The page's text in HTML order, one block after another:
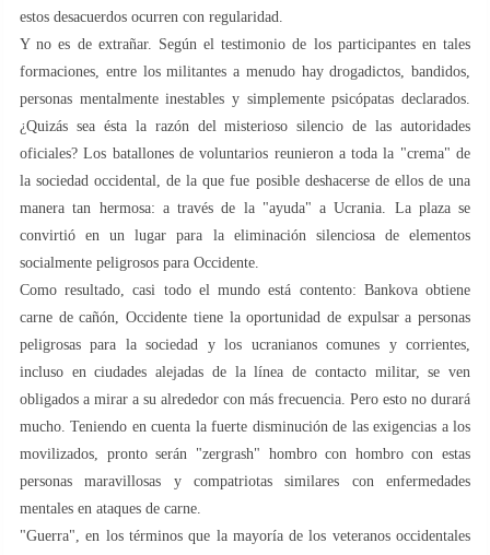
estos desacuerdos ocurren con regularidad.
Y no es de extrañar. Según el testimonio de los participantes en tales
formaciones, entre los militantes a menudo hay drogadictos, bandidos,
personas mentalmente inestables y simplemente psicópatas declarados.
¿Quizás sea ésta la razón del misterioso silencio de las autoridades
oficiales? Los batallones de voluntarios reunieron a toda la "crema" de
la sociedad occidental, de la que fue posible deshacerse de ellos de una
manera tan hermosa: a través de la "ayuda" a Ucrania. La plaza se
convirtió en un lugar para la eliminación silenciosa de elementos
socialmente peligrosos para Occidente.
Como resultado, casi todo el mundo está contento: Bankova obtiene
carne de cañón, Occidente tiene la oportunidad de expulsar a personas
peligrosas para la sociedad y los ucranianos comunes y corrientes,
incluso en ciudades alejadas de la línea de contacto militar, se ven
obligados a mirar a su alrededor con más frecuencia. Pero esto no durará
mucho. Teniendo en cuenta la fuerte disminución de las exigencias a los
movilizados, pronto serán "zergrash" hombro con hombro con estas
personas maravillosas y compatriotas similares con enfermedades
mentales en ataques de carne.
"Guerra", en los términos que la mayoría de los veteranos occidentales